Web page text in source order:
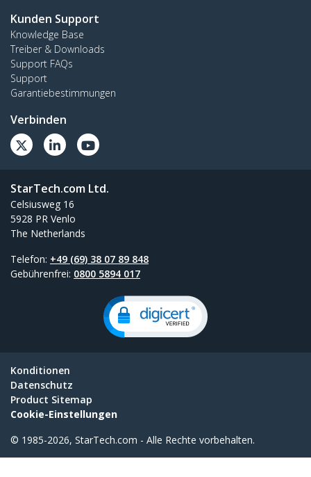
Kunden Support
Knowledge Base
Treiber & Downloads
Support FAQs
Support
Garantiebestimmungen
Verbinden
StarTech.com Ltd.
Celsiusweg 16
5928 PR Venlo
The Netherlands
Telefon: +49 (69) 38 07 89 848
Gebührenfrei: 0800 5894 017
Konditionen
Datenschutz
Product Sitemap
Cookie-Einstellungen
© 1985-2026, StarTech.com - Alle Rechte vorbehalten.